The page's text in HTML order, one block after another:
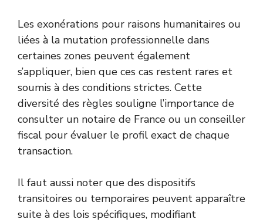
Les exonérations pour raisons humanitaires ou
liées à la mutation professionnelle dans
certaines zones peuvent également
s’appliquer, bien que ces cas restent rares et
soumis à des conditions strictes. Cette
diversité des règles souligne l’importance de
consulter un notaire de France ou un conseiller
fiscal pour évaluer le profil exact de chaque
transaction.
Il faut aussi noter que des dispositifs
transitoires ou temporaires peuvent apparaître
suite à des lois spécifiques, modifiant